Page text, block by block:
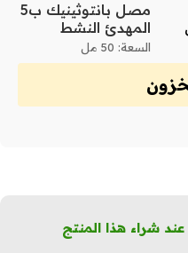
مصل بانتوثينيك ب5
المهدئ النشط
السعة: 50 مل
عند شراء هذا المنتج